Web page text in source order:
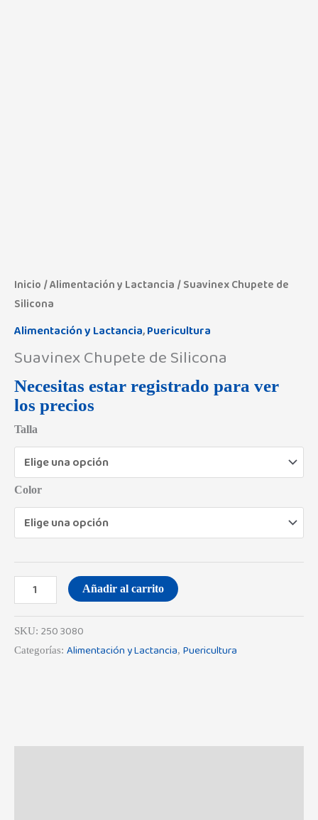
Inicio /Alimentación y Lactancia / Suavinex Chupete de
Silicona
Alimentación y Lactancia,Puericultura
Suavinex Chupete de Silicona
Necesitas estar registrado para ver
los precios
Talla
Color
Añadir al carrito
SKU: 250 3080
Categorías: Alimentación y Lactancia, Puericultura